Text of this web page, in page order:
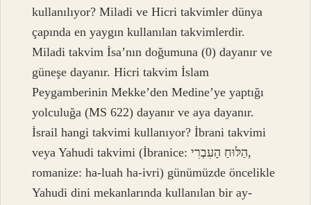
kullanılıyor? Miladi ve Hicri takvimler dünya
çapında en yaygın kullanılan takvimlerdir.
Miladi takvim İsa’nın doğumuna (0) dayanır ve
güneşe dayanır. Hicri takvim İslam
Peygamberinin Mekke’den Medine’ye yaptığı
yolculuğa (MS 622) dayanır ve aya dayanır.
İsrail hangi takvimi kullanıyor? İbrani takvimi
veya Yahudi takvimi (İbranice: הַלּוּחַ הָעִבְרִי‎,
romanize: ha-luah ha-ivri) günümüzde öncelikle
Yahudi dini mekanlarında kullanılan bir ay-